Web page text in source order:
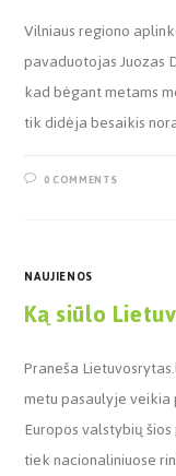
Vilniaus regiono
pavaduotojas Juozas
kad bėgant metams
tik didėja besaikis
0 COMMENTS
NAUJIENOS
Ką siūlo
Praneša
metu pasaulyje
Europos valstybių
tiek nacionaliniuose